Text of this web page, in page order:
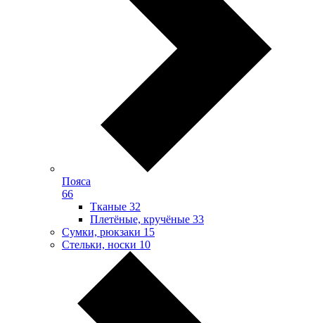
Пояса
66
Тканые 32
Плетёные, кручёные 33
Сумки, рюкзаки 15
Стельки, носки 10